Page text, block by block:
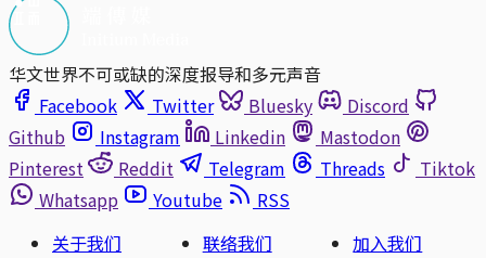
华文世界不可或缺的深度报导和多元声音
Facebook
Twitter Bluesky
Discord
Github
Instagram Linkedin
Mastodon
Pinterest
Reddit Telegram Threads
Tiktok
Whatsapp
Youtube
RSS
关于我们
联络我们
加入我们